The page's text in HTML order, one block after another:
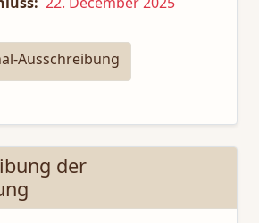
Ausschreibung
der